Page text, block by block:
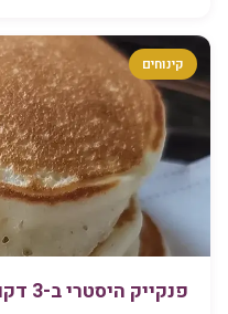
קינוחים
פנקייק היסטרי ב-3 דקות